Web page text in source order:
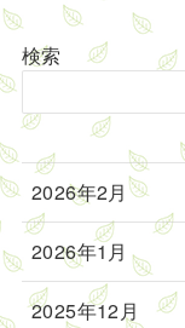
検索
2026年2月
2026年1月
2025年12月